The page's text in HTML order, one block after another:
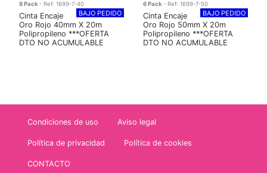
8 Pack- Ref: 1699-7-40
BAJO PEDIDO
Cinta Encaje
Oro Rojo 40mm X 20m
Polipropileno ***OFERTA
DTO NO ACUMULABLE
6 Pack- Ref: 1699-7-50
BAJO PEDIDO
Cinta Encaje
Oro Rojo 50mm X 20m
Polipropileno ***OFERTA
DTO NO ACUMULABLE
Condiciones de uso Aviso legal
Política de privacidad Política de cookies
CONTACTO